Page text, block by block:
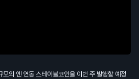
의 엔 연동 스테이블코인을 이번 주 발행할 예정